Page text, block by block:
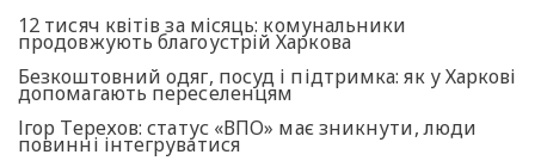
12 тисяч квітів за місяць: комунальники
продовжують благоустрій Харкова
Безкоштовний одяг, посуд і підтримка: як у Харкові
допомагають переселенцям
Ігор Терехов: статус «ВПО» має зникнути, люди
повинні інтегруватися